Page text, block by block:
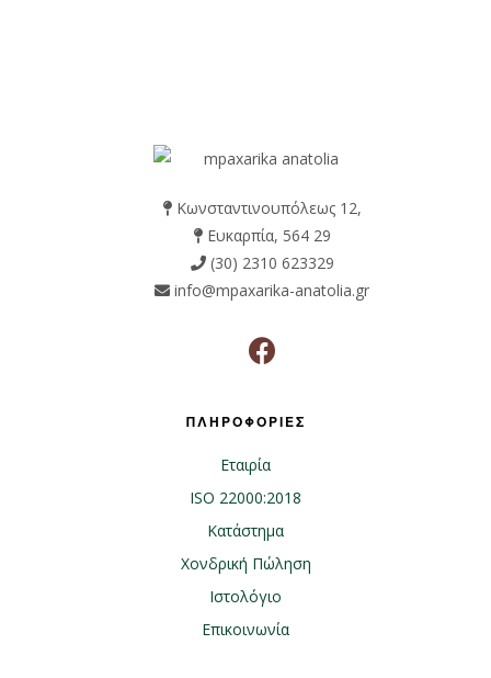
Κωνσταντινουπόλεως 12,
Ευκαρπία, 564 29
(30) 2310 623329
info@mpaxarika-anatolia.gr
ΠΛΗΡΟΦΟΡΙΕΣ
Εταιρία
ISO 22000:2018
Κατάστημα
Χονδρική Πώληση
Ιστολόγιο
Επικοινωνία